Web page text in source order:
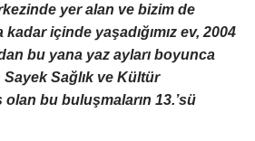
yer alan ve bizim de
içinde yaşadığımız ev, 2004
bu yana yaz ayları boyunca
Sağlık ve Kültür
bu buluşmaların 13.’sü